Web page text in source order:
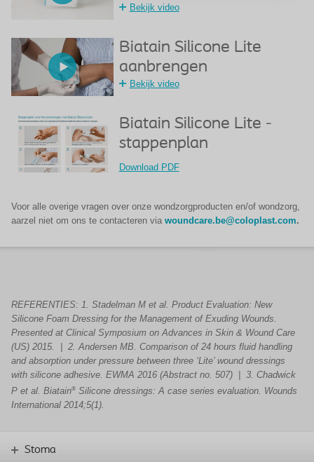
Bekijk video
Biatain Silicone Lite
aanbrengen
Bekijk video
Biatain Silicone Lite -
stappenplan
Download PDF
Voor alle overige vragen over onze wondzorgproducten en/of wondzorg,
aarzel niet om ons te contacteren via woundcare.be@coloplast.com.
REFERENTIES: 1. Stadelman M et al. Product Evaluation: New
Silicone Foam Dressing for the Management of Exuding Wounds.
Presented at Clinical Symposium on Advances in Skin & Wound Care
(US) 2015. | 2. Andersen MB. Comparison of 24 hours fluid handling
and absorption under pressure between three ‘Lite’ wound dressings
with silicone adhesive. EWMA 2016 (Abstract no. 507) | 3. Chadwick
P et al. Biatain® Silicone dressings: A case series evaluation. Wounds
International 2014;5(1).
Stoma